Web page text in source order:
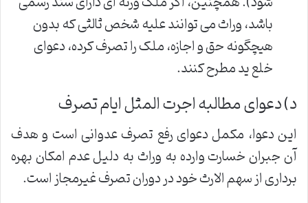
باشد، وراث می توانند علیه شخص ثالثی که بدون
هیچگونه حق و اجازه، ملک را تصرف کرده، دعوای
خلع ید مطرح کنند.
د) دعوای مطالبه اجرت المثل ایام تصرف
این دعوا، مکمل دعوای رفع تصرف عدوانی است و هدف
آن جبران خسارت وارده به وراث به دلیل عدم امکان بهره
برداری از سهم الارث خود در دوران تصرف غیرمجاز است.